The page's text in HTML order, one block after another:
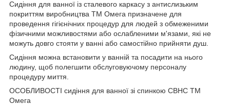
Сидіння для ванної із сталевого каркасу з антислизьким
покриттям виробництва ТМ Омега призначене для
проведення гігієнічних процедур для людей з обмеженими
фізичними можливостями або ослабленими м'язами, які не
можуть довго стояти у ванні або самостійно прийняти душ.
Сидіння можна встановити у ванній та посадити на нього
людину, щоб полегшити обслуговуючому персоналу
процедуру миття.
ОСОБЛИВОСТІ сидіння для ванної зі спинкою СВНС ТМ
Омега